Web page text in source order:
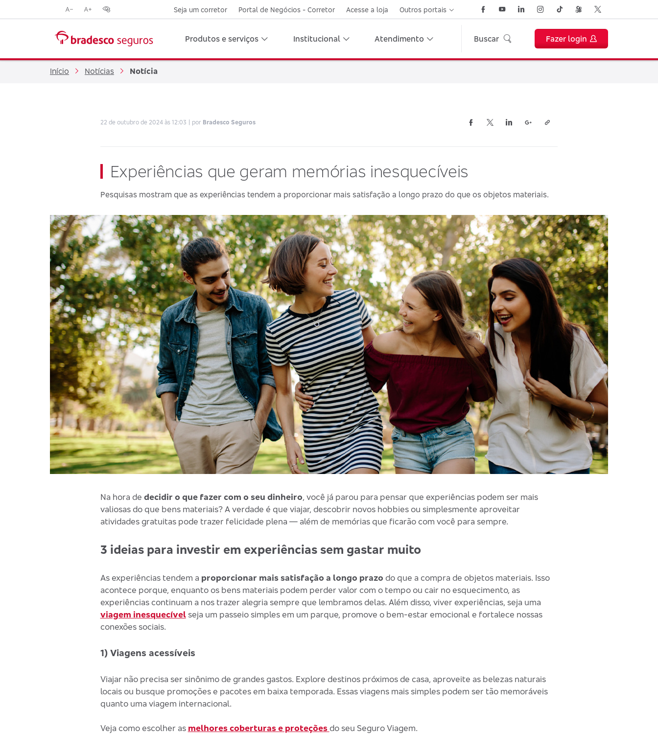
Reduzir
da
fonte
Aumentar
da
fonte
Opções
visual
Seja um corretor Portal de Negócios - Corretor Acesse a loja Outros portais
Produtos e serviços Institucional Atendimento Buscar Fazer login
Início Notícias Notícia
22 de outubro de 2024 às 12:03 por Bradesco Seguros
Experiências que geram memórias inesquecíveis
Pesquisas mostram que as experiências tendem a proporcionar mais satisfação a longo prazo do que os objetos materiais.
Na hora de decidir o que fazer com o seu dinheiro, você já parou para pensar que experiências podem ser mais
valiosas do que bens materiais? A verdade é que viajar, descobrir novos hobbies ou simplesmente aproveitar
atividades gratuitas pode trazer felicidade plena — além de memórias que ficarão com você para sempre.
3 ideias para investir em experiências sem gastar muito
As experiências tendem a proporcionar mais satisfação a longo prazo do que a compra de objetos materiais. Isso
acontece porque, enquanto os bens materiais podem perder valor com o tempo ou cair no esquecimento, as
experiências continuam a nos trazer alegria sempre que lembramos delas. Além disso, viver experiências, seja uma
viagem inesquecívelseja um passeio simples em um parque, promove o bem-estar emocional e fortalece nossas
conexões sociais.
1) Viagens acessíveis
Viajar não precisa ser sinônimo de grandes gastos. Explore destinos próximos de casa, aproveite as belezas naturais
locais ou busque promoções e pacotes em baixa temporada. Essas viagens mais simples podem ser tão memoráveis
quanto uma viagem internacional.
Veja como escolher as melhores coberturas e proteções do seu Seguro Viagem.